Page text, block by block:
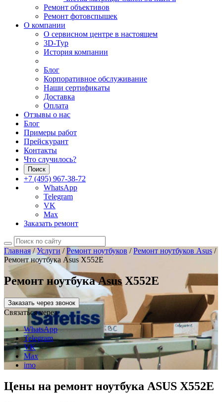
Ремонт объективов
Ремонт фотовспышек
О компании
О сервисном центре в настоящем
3D-Тур
История компании
Блог
Корпоративное обслуживание
Наши сертификаты
Доставка
Оплата
Отзывы о нас
Блог
Примеры работ
Прейскурант
Контакты
Что случилось?
Поиск
+7 (495) 967-38-72
WhatsApp
Telegram
VK
Max
Заказать ремонт
Главная/Услуги /Ремонт ноутбуков /Ремонт ноутбуков Asus /
Ремонт ноутбука Asus X552E
Ремонт ноутбука Asus X552E
Заказать через звонок
Связаться через
WhatsApp
Telegram
VK
Max
imo
Цены на ремонт ноутбука ASUS X552E